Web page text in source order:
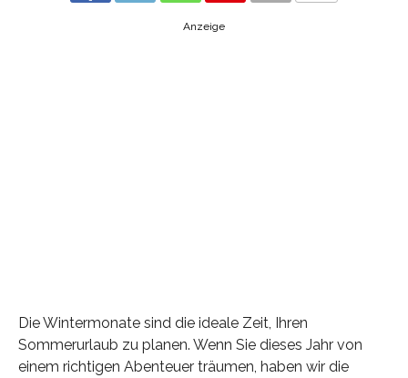
Anzeige
Die Wintermonate sind die ideale Zeit, Ihren
Sommerurlaub zu planen. Wenn Sie dieses Jahr von
einem richtigen Abenteuer träumen, haben wir die